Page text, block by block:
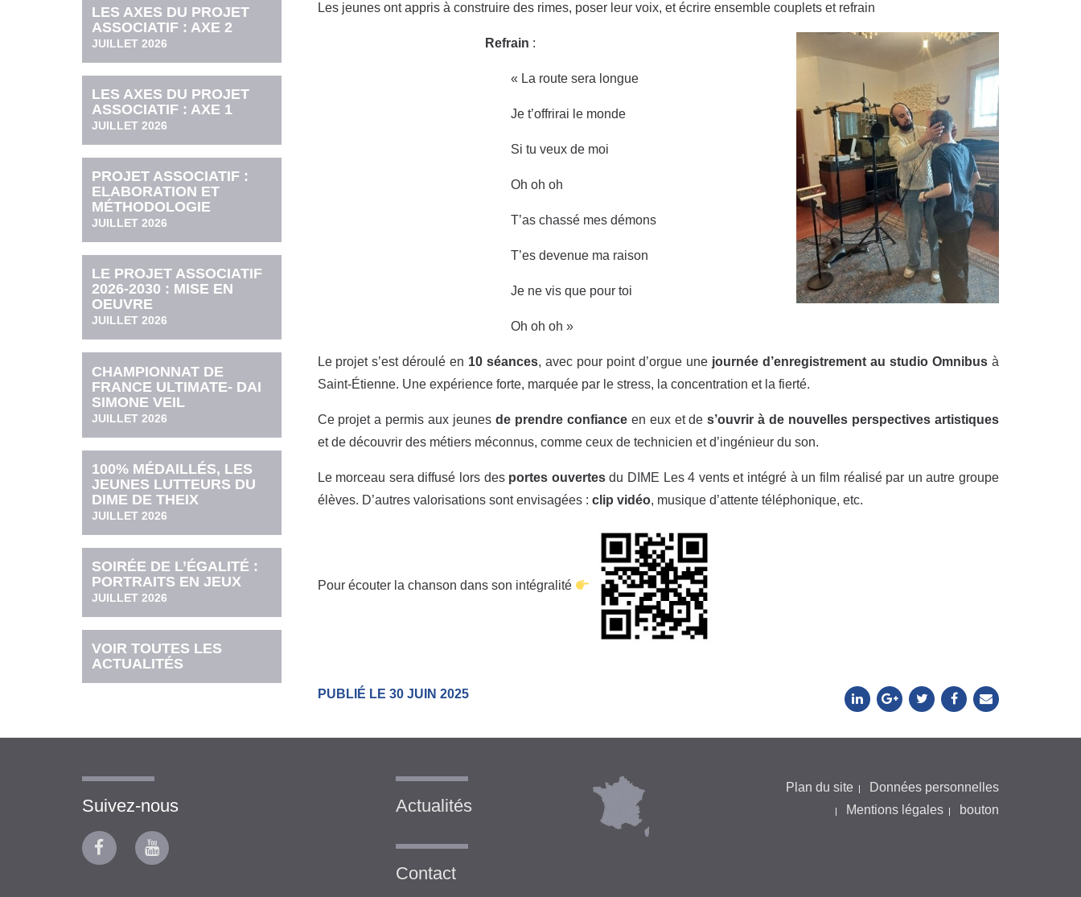
LES AXES DU PROJET
ASSOCIATIF : AXE 2
JUILLET 2026
LES AXES DU PROJET
ASSOCIATIF : AXE 1
JUILLET 2026
PROJET ASSOCIATIF :
ELABORATION ET
MÉTHODOLOGIE
JUILLET 2026
LE PROJET ASSOCIATIF
2026-2030 : MISE EN
OEUVRE
JUILLET 2026
CHAMPIONNAT DE
FRANCE ULTIMATE- DAI
SIMONE VEIL
JUILLET 2026
100% MÉDAILLÉS, LES
JEUNES LUTTEURS DU
DIME DE THEIX
JUILLET 2026
SOIRÉE DE L’ÉGALITÉ :
PORTRAITS EN JEUX
JUILLET 2026
VOIR TOUTES LES
ACTUALITÉS
Les jeunes ont appris à construire des rimes, poser leur voix, et écrire ensemble couplets et refrain
Refrain :
« La route sera longue
Je t’offrirai le monde
Si tu veux de moi
Oh oh oh
T’as chassé mes démons
T’es devenue ma raison
Je ne vis que pour toi
Oh oh oh »
Le projet s’est déroulé en 10 séances, avec pour point d’orgue une journée d’enregistrement au studio Omnibusà
Saint-Étienne. Une expérience forte, marquée par le stress, la concentration et la fierté.
Ce projet a permis aux jeunes de prendre confiance en eux et des’ouvrir à de nouvelles perspectives artistiques
et de découvrir des métiers méconnus, comme ceux de technicien et d’ingénieur du son.
Le morceau sera diffusé lors des portes ouvertesdu DIME Les 4 vents et intégré à un film réalisé par un autre groupe
élèves. D’autres valorisations sont envisagées : clip vidéo, musique d’attente téléphonique, etc.
Pour écouter la chanson dans son intégralité
PUBLIÉ LE 30 JUIN 2025
Suivez-nous Actualités
Contact
Plan du site
Données personnelles
Mentions légales
bouton